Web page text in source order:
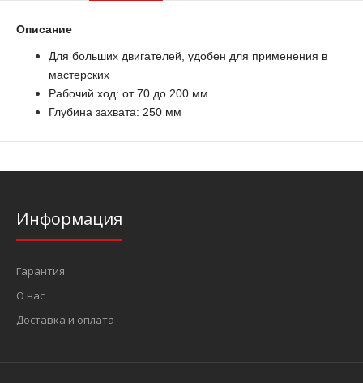
Описание
Для больших двигателей, удобен для применения в
мастерских
Рабочий ход: от 70 до 200 мм
Глубина захвата: 250 мм
Информация
Гарантия
О нас
Доставка и оплата